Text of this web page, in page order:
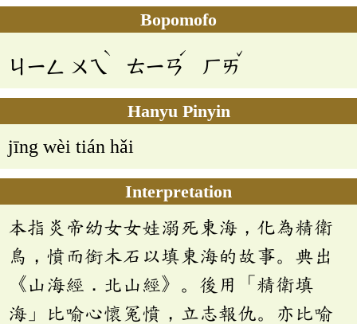
Bopomofo
ㄐㄧㄥ ㄨㄟ
ˋ
ㄊㄧㄢ
ˊ
ㄏㄞ
ˇ
Hanyu Pinyin
jīng wèi tián hǎi
Interpretation
本指炎帝幼女女娃溺死東海，化為精衛
鳥，憤而銜木石以填東海的故事。典出
《山海經．北山經》。後用「精衛填
海」比喻心懷冤憤，立志報仇。亦比喻